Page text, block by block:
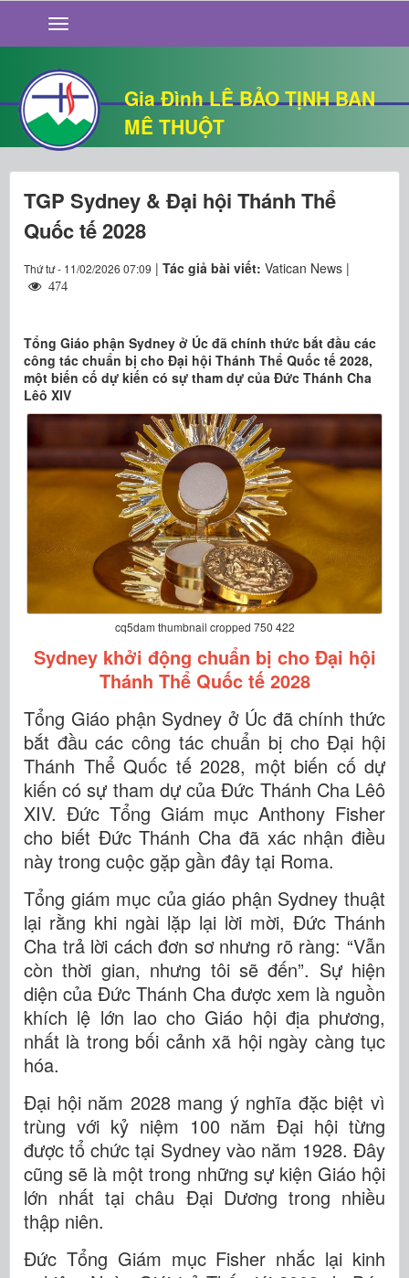
Gia Đình LÊ BẢO TỊNH BAN
MÊ THUỘT
GIỚI THIỆU
TIN TỨC
SỐNG ĐẠO
CHUYỆN NHÀ
QUÁN VĂN
THƯ GIÃN
TGP Sydney & Đại hội Thánh Thể
Quốc tế 2028
Thứ tư - 11/02/2026 07:09 | Tác giả bài viết: Vatican News |
474
Tổng Giáo phận Sydney ở Úc đã chính thức bắt đầu các
công tác chuẩn bị cho Đại hội Thánh Thể Quốc tế 2028,
một biến cố dự kiến có sự tham dự của Đức Thánh Cha
Lêô XIV
cq5dam thumbnail cropped 750 422
Sydney khởi động chuẩn bị cho Đại hội
Thánh Thể Quốc tế 2028
Tổng Giáo phận Sydney ở Úc đã chính thức
bắt đầu các công tác chuẩn bị cho Đại hội
Thánh Thể Quốc tế 2028, một biến cố dự
kiến có sự tham dự của Đức Thánh Cha Lêô
XIV. Đức Tổng Giám mục Anthony Fisher
cho biết Đức Thánh Cha đã xác nhận điều
này trong cuộc gặp gần đây tại Roma.
Tổng giám mục của giáo phận Sydney thuật
lại rằng khi ngài lặp lại lời mời, Đức Thánh
Cha trả lời cách đơn sơ nhưng rõ ràng: “Vẫn
còn thời gian, nhưng tôi sẽ đến”. Sự hiện
diện của Đức Thánh Cha được xem là nguồn
khích lệ lớn lao cho Giáo hội địa phương,
nhất là trong bối cảnh xã hội ngày càng tục
hóa.
Đại hội năm 2028 mang ý nghĩa đặc biệt vì
trùng với kỷ niệm 100 năm Đại hội từng
được tổ chức tại Sydney vào năm 1928. Đây
cũng sẽ là một trong những sự kiện Giáo hội
lớn nhất tại châu Đại Dương trong nhiều
thập niên.
Đức Tổng Giám mục Fisher nhắc lại kinh